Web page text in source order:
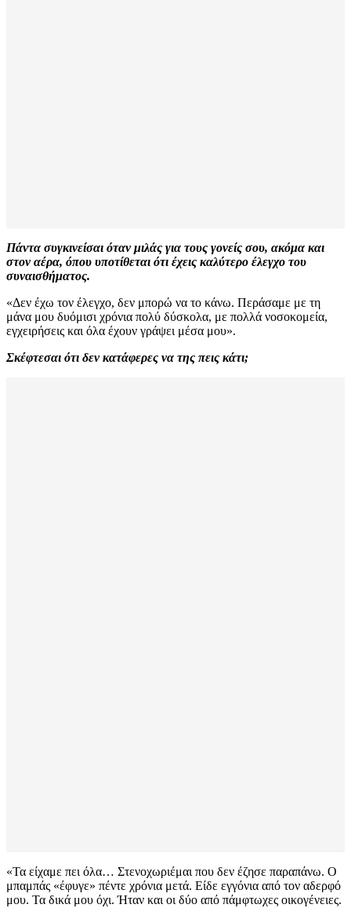
Πάντα συγκινείσαι όταν μιλάς για τους γονείς σου, ακόμα και
στον αέρα, όπου υποτίθεται ότι έχεις καλύτερο έλεγχο του
συναισθήματος.
«Δεν έχω τον έλεγχο, δεν μπορώ να το κάνω. Περάσαμε με τη
μάνα μου δυόμισι χρόνια πολύ δύσκολα, με πολλά νοσοκομεία,
εγχειρήσεις και όλα έχουν γράψει μέσα μου».
Σκέφτεσαι ότι δεν κατάφερες να της πεις κάτι;
«Τα είχαμε πει όλα… Στενοχωριέμαι που δεν έζησε παραπάνω. Ο
μπαμπάς «έφυγε» πέντε χρόνια μετά. Είδε εγγόνια από τον αδερφό
μου. Τα δικά μου όχι. Ήταν και οι δύο από πάμφτωχες οικογένειες.